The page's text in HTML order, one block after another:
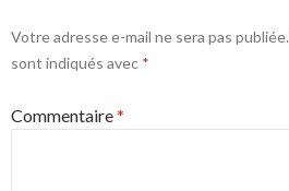
Votre adresse e-mail ne sera pas publiée.
sont indiqués avec *
Commentaire*